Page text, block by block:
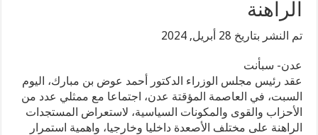
الراهنة
تم النشر بتاريخ 28 أبريل, 2024
عدن- سبأنت
عقد رئيس مجلس الوزراء الدكتور أحمد عوض بن مبارك، اليوم
السبت، في العاصمة المؤقتة عدن، اجتماعا مع ممثلي عدد من
الأحزاب والقوى والمكونات السياسية، لاستعراض المستجدات
الراهنة على مختلف الأصعدة داخليا وخارجيا، واهمية استمرار